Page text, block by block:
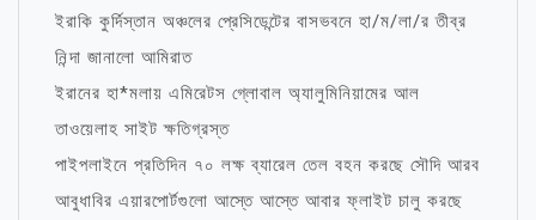
ইরাকি কুর্দিস্তান অঞ্চলের প্রেসিডেন্টের বাসভবনে হা/ম/লা/র তীব্র
নিন্দা জানালো আমিরাত
ইরানের হা*মলায় এমিরেটস গ্লোবাল অ্যালুমিনিয়ামের আল
তাওয়েলাহ সাইট ক্ষতিগ্রস্ত
পাইপলাইনে প্রতিদিন ৭০ লক্ষ ব্যারেল তেল বহন করছে সৌদি আরব
আবুধাবির এয়ারপোর্টগুলো আস্তে আস্তে আবার ফ্লাইট চালু করছে